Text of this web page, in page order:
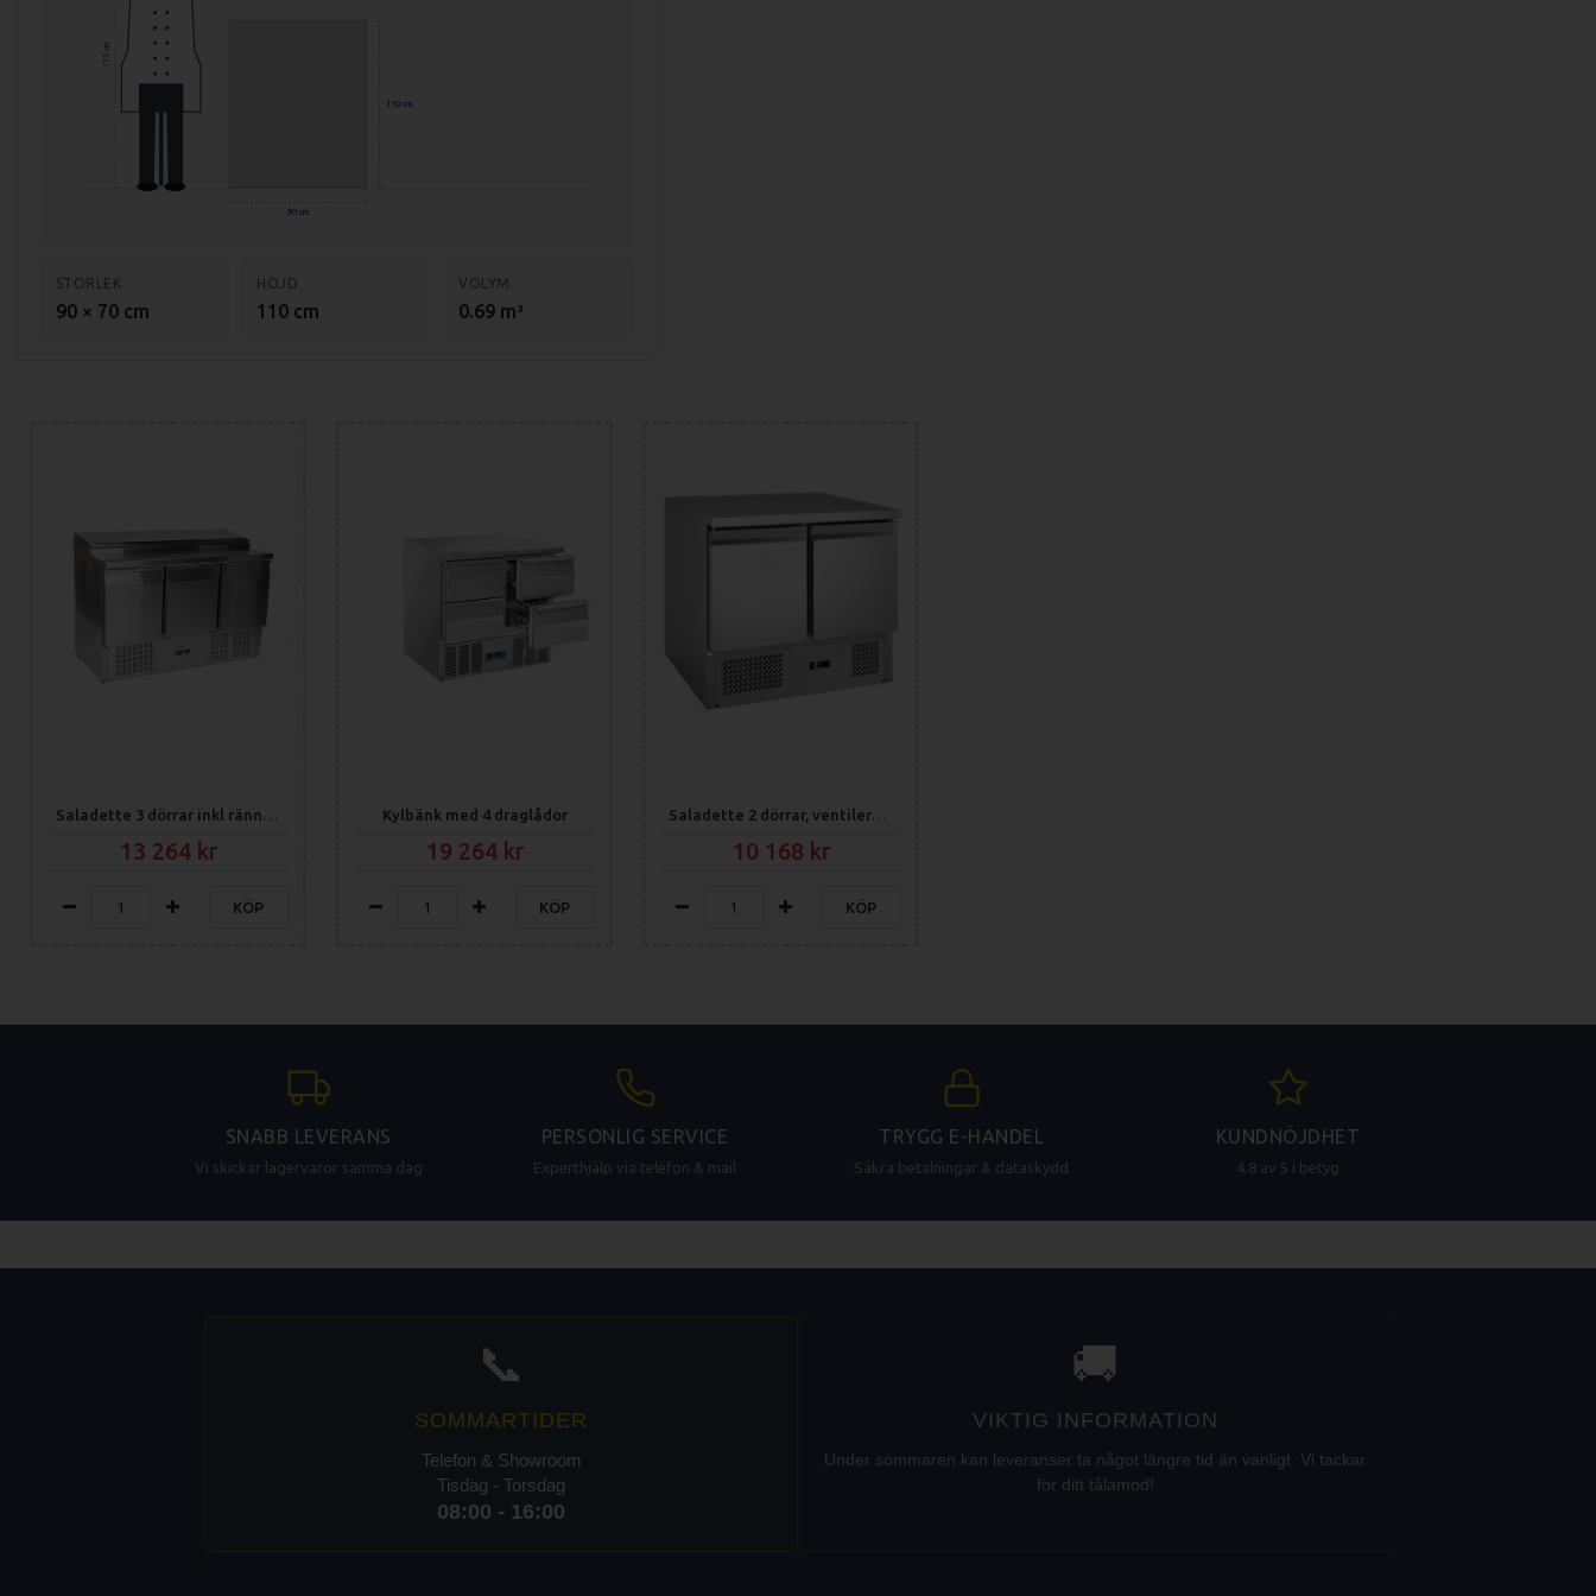
175 cm
110 cm
90 cm
STORLEK
90 × 70 cm
HÖJD
110 cm
VOLYM
0.69 m³
13 264
KÖP
Kylbänk med 4 draglådor
19 264
KÖP
Saladette 2 dörrar, ventilerad kylning
10 168
KÖP
SNABB LEVERANS
Vi skickar lagervaror samma dag
PERSONLIG SERVICE
Experthjälp via telefon & mail
TRYGG E-HANDEL
Säkra betalningar & dataskydd
KUNDNÖJDHET
4.8 av 5 i betyg
📞
SOMMARTIDER
Telefon & Showroom
Tisdag - Torsdag
08:00 - 16:00
🚚
VIKTIG INFORMATION
Under sommaren kan leveranser ta något längre tid än vanligt. Vi tackar
för ditt tålamod!